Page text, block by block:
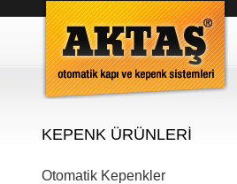
KEPENK ÜRÜNLERİ
Otomatik Kepenkler